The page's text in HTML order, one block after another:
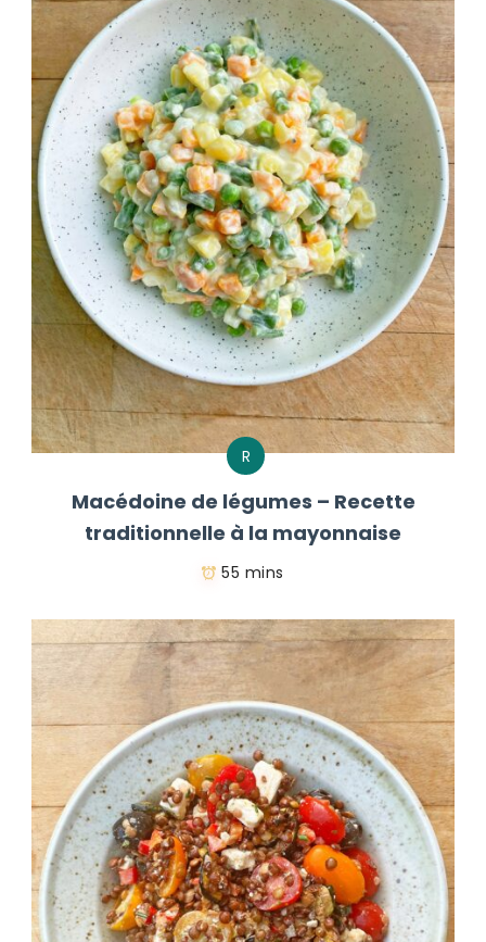
R
Macédoine de légumes – Recette
traditionnelle à la mayonnaise
55 mins